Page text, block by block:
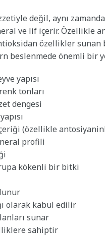
değil, aynı
ve lif içerir. Özellikle
özellikler
beslenmede önemli bir
yapısı
tonları
dengesi
(özellikle
profili
kökenli bir bitki
olarak kabul edilir
sunar
sahiptir